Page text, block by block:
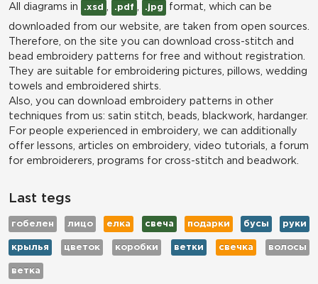
All diagrams in
.xsd .pdf .jpg format, which can be
downloaded from our website, are taken from open sources.
Therefore, on the site you can download cross-stitch and
bead embroidery patterns for free and without registration.
They are suitable for embroidering pictures, pillows, wedding
towels and embroidered shirts.
Also, you can download embroidery patterns in other
techniques from us: satin stitch, beads, blackwork, hardanger.
For people experienced in embroidery, we can additionally
offer lessons, articles on embroidery, video tutorials, a forum
for embroiderers, programs for cross-stitch and beadwork.
Last tegs
гобелен лицо елка свеча подарки бусы руки
крылья цветок коробки ветки свечка волосы
ветка